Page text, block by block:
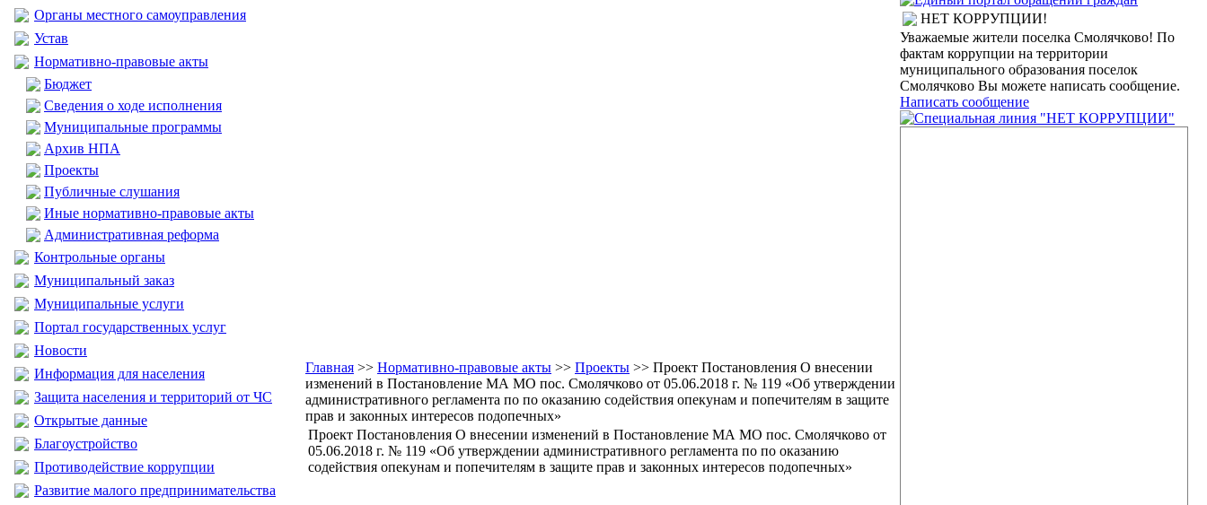
Органы местного самоуправления
Устав
Нормативно-правовые акты
Бюджет
Сведения о ходе исполнения
Муниципальные программы
Архив НПА
Проекты
Публичные слушания
Иные нормативно-правовые акты
Административная реформа
Контрольные органы
Муниципальный заказ
Муниципальные услуги
Портал государственных услуг
Новости
Информация для населения
Защита населения и территорий от ЧС
Открытые данные
Благоустройство
Противодействие коррупции
Развитие малого предпринимательства
Главная >> Нормативно-правовые акты >> Проекты >> Проект Постановления О внесении
изменений в Постановление МА МО пос. Смолячково от 05.06.2018 г. № 119 «Об утверждении
административного регламента по по оказанию содействия опекунам и попечителям в защите
прав и законных интересов подопечных»
Проект Постановления О внесении изменений в Постановление МА МО пос. Смолячково от
05.06.2018 г. № 119 «Об утверждении административного регламента по по оказанию
содействия опекунам и попечителям в защите прав и законных интересов подопечных»
НЕТ КОРРУПЦИИ!
Уважаемые жители поселка Смолячково! По
фактам коррупции на территории
муниципального образования поселок
Смолячково Вы можете написать сообщение.
Написать сообщение